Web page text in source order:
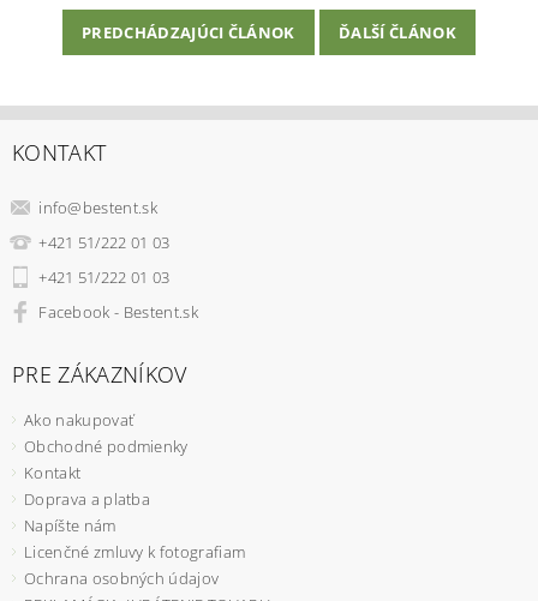
PREDCHÁDZAJÚCI ČLÁNOK ĎALŠÍ ČLÁNOK
KONTAKT
info@bestent.sk
+421 51/222 01 03
+421 51/222 01 03
Facebook - Bestent.sk
PRE ZÁKAZNÍKOV
Ako nakupovať
Obchodné podmienky
Kontakt
Doprava a platba
Napíšte nám
Licenčné zmluvy k fotografiam
Ochrana osobných údajov